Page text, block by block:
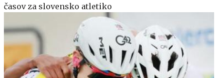
časov za slovensko atletiko